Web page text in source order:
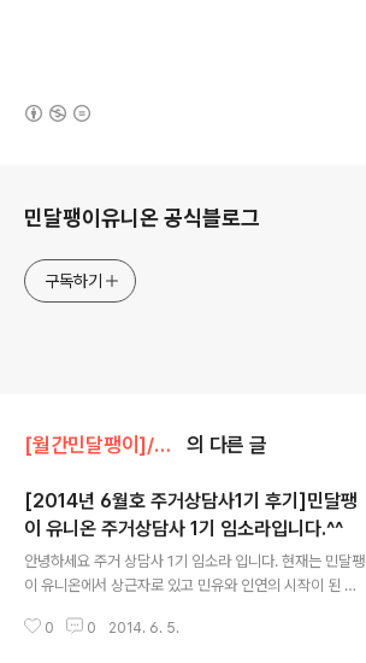
민달팽이유니온 공식블로그
구독하기
[월간민달팽이]/* 월간민달팽이 회원 조합원 기고글 의 다른 글
[2014년 6월호 주거상담사1기 후기]민달팽
이 유니온 주거상담사 1기 임소라입니다.^^
안녕하세요 주거 상담사 1기 임소라 입니다. 현재는 민달팽
이 유니온에서 상근자로 있고 민유와 인연의 시작이 된 게
히 신청했던 주거상담사 프로그램은 저에게 단순한 교육프
0 0 2014. 6. 5.